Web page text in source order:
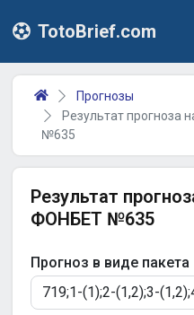
TotoBrief.com
Прогнозы
Результат прогноза
№635
Результат
ФОНБЕТ №635
Прогноз в виде пакета